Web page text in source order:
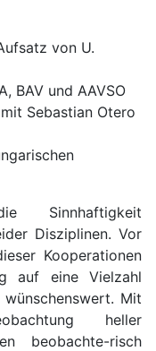
von U.
BAV und AAVSO
Sebastian Otero
Sinnhaftigkeit
Disziplinen. Vor
Kooperationen
auf eine Vielzahl
Mit
heller
beobachte-risch